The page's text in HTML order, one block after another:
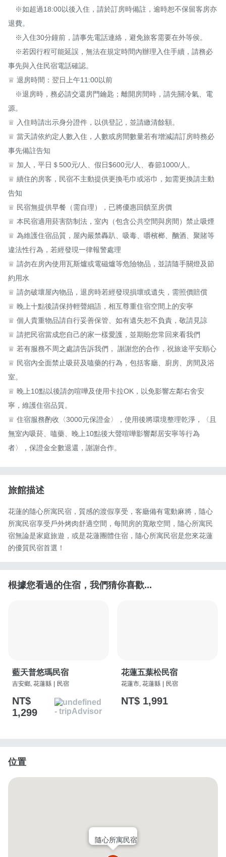
※如超過18:00以後入住，請於訂房時備註，逾時恕不保留客房亦
退費。
※入住30分鐘前，請事先電話連絡，避免旅客需要在外等侯。
※若因行程可能延誤，無法在規定時間內辦理入住手續，請務必
事先與入住民宿電話確認。
♕ 退房時間：翌日上午11:00以前
※退房時，務必請交還房門鑰匙；離開房間時，請先關冷氣、電
源。
♕ 入住時請出示身分證件，以供登記，並請繳清餘額。
♕ 當天請依約定人數入住，人數或房間數量若有增減請訂房時務必
事先備註告知
♕ 加人，平日＄500元/人、假日$600元/人、春節1000/人。
♕ 續住的房客，民宿不主動提供更換毛巾或浴巾，如需更換請主動
告知
♕ 民宿無提供早餐（需自理），已將優惠回饋至房價
♕ 本民宿適用菸害防制法，室內（包含公共空間與房間）禁止吸煙
♕ 為維護住宿品質，屋內嚴禁轟趴、吸毒、嚼檳榔、酗酒、聚賭等
違法性行為，若經發現一律報警處理
♕ 請勿在房內使用瓦斯爐或電磁爐等危險物品，並請隨手關燈及節
約用水
♕ 請勿破壞屋內物品，退房時若經發現損壞或遺失，需照價賠償
♕ 晚上十點後請保持輕聲細語，相互尊重住宿空間上的安寧
♕ 個人貴重物品請自行妥善保管、如有遺失恕不負責，敬請見諒
♕ 請把民宿當成您自己的家一樣愛護，並期盼您常回來看我們
♕ 若有服務不周之處請告訴我們， 謝謝您的合作，祝旅途平安順心
♕ 民宿內全面禁止吸菸及嗑藥的行為，包括客廳、廚房、房間及浴
室。
♕ 晚上10點以後請勿喧嘩及使用卡拉OK，以免影響左鄰右舍安
寧，維護住宿品質。
♕ 住宿服務酌收〈3000元保證金〉，使用後將環境整理乾淨，〈且
無室內吸菸、嗑藥、晚上10點後大聲喧嘩影響鄰居安寧等行為
者〉，保證金全數退還，謝謝合作。
旅館描述
花蓮的隨心所寓民宿，質感的渡假享受，客廳備有電動麻將，隨心
所寓民宿享受戶外烤肉舒適空間，每間房的寬敞空間，隨心所寓民
宿無論是家庭旅遊，或是花蓮團體住宿，隨心所寓民宿是您來花蓮
的優質民宿首選！
根據您看過的住宿，我們猜你喜歡...
藍天普悠瑪民宿
吉安鄉, 花蓮縣 | 民宿
NT$
1,299
花蓮五葉松民宿
花蓮市, 花蓮縣 | 民宿
NT$ 1,991
位置
隨心所寓民宿